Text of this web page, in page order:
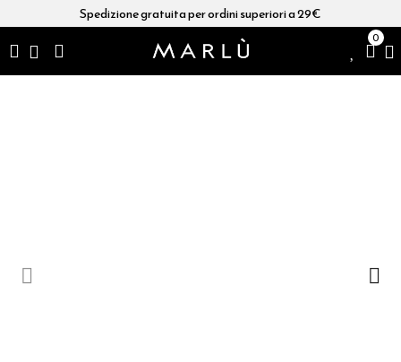
Spedizione gratuita per ordini superiori a 29€
0